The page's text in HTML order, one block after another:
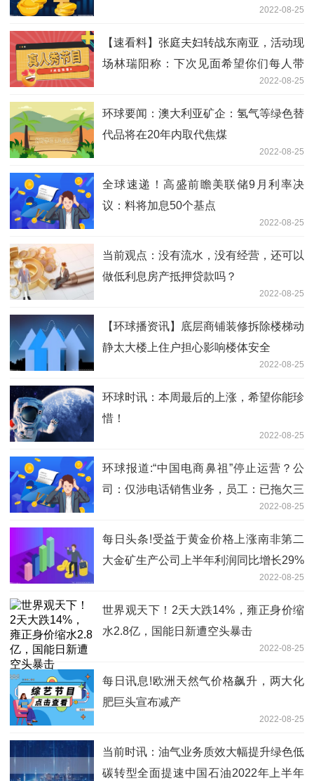
2022-08-25
【速看料】张庭夫妇转战东南亚，活动现
场林瑞阳称：下次见面希望你们每人带
2022-08-25
环球要闻：澳大利亚矿企：氢气等绿色替
代品将在20年内取代焦煤
2022-08-25
全球速递！高盛前瞻美联储9月利率决
议：料将加息50个基点
2022-08-25
当前观点：没有流水，没有经营，还可以
做低利息房产抵押贷款吗？
2022-08-25
【环球播资讯】底层商铺装修拆除楼梯动
静太大楼上住户担心影响楼体安全
2022-08-25
环球时讯：本周最后的上涨，希望你能珍
惜！
2022-08-25
环球报道:“中国电商鼻祖”停止运营？公
司：仅涉电话销售业务，员工：已拖欠三
2022-08-25
每日头条!受益于黄金价格上涨南非第二
大金矿生产公司上半年利润同比增长29%
2022-08-25
世界观天下！2天大跌14%，雍正身价缩
水2.8亿，国能日新遭空头暴击
2022-08-25
每日讯息!欧洲天然气价格飙升，两大化
肥巨头宣布减产
2022-08-25
当前时讯：油气业务质效大幅提升绿色低
碳转型全面提速中国石油2022年上半年